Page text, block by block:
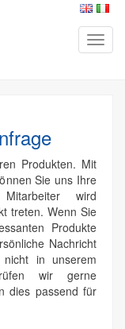
Produkten. Mit
Sie uns Ihre
wird
treten. Wenn Sie
Produkte
Nachricht
in unserem
wir gerne
dies passend für